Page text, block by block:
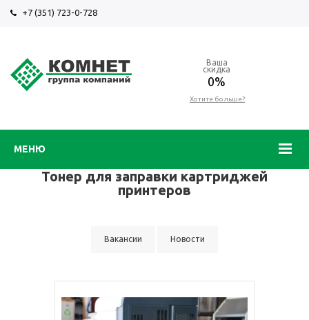
+7 (351) 723-0-728
МЕНЮ
Ваша
скидка
0%
Хотите больше?
Тонер для заправки картриджей
принтеров
Вакансии Новости